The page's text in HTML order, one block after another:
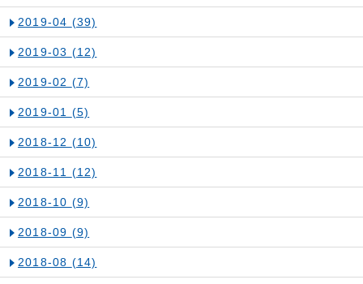
2019-04 (39)
2019-03 (12)
2019-02 (7)
2019-01 (5)
2018-12 (10)
2018-11 (12)
2018-10 (9)
2018-09 (9)
2018-08 (14)